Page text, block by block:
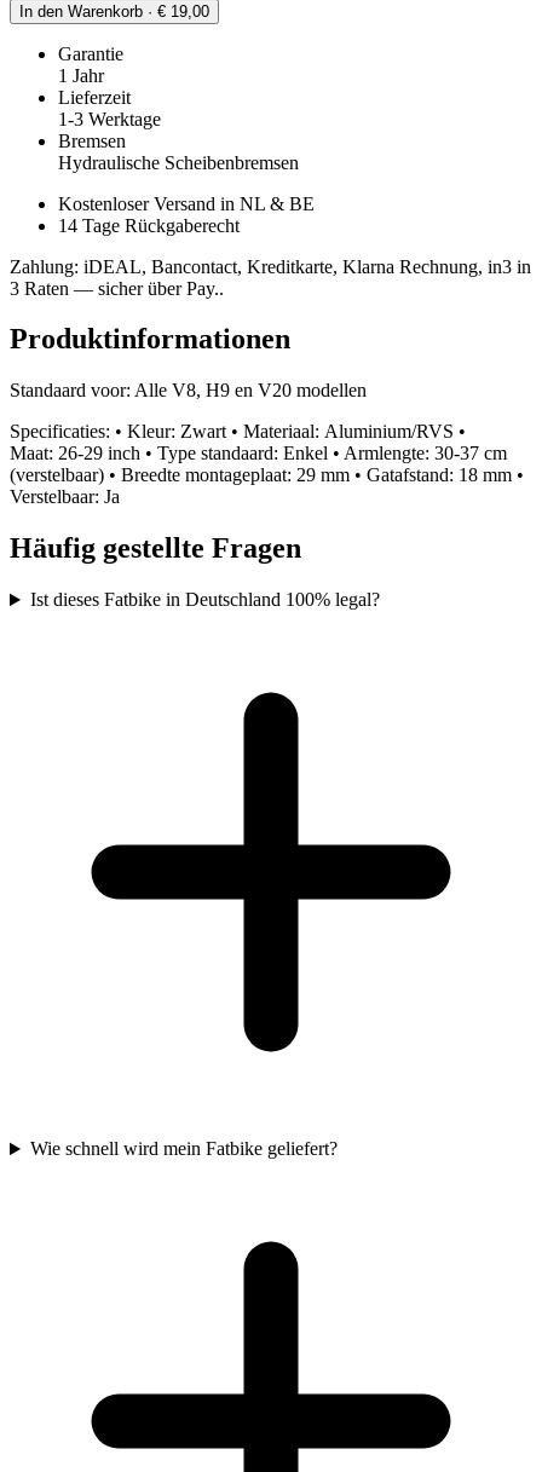
In den Warenkorb · € 19,00
Garantie
1 Jahr
Lieferzeit
1-3 Werktage
Bremsen
Hydraulische Scheibenbremsen
Kostenloser Versand in NL & BE
14 Tage Rückgaberecht
Zahlung: iDEAL, Bancontact, Kreditkarte, Klarna Rechnung, in3 in
3 Raten — sicher über Pay..
Produktinformationen
Standaard voor: Alle V8, H9 en V20 modellen
Specificaties: • Kleur: Zwart • Materiaal: Aluminium/RVS •
Maat: 26-29 inch • Type standaard: Enkel • Armlengte: 30-37 cm
(verstelbaar) • Breedte montageplaat: 29 mm • Gatafstand: 18 mm •
Verstelbaar: Ja
Häufig gestellte Fragen
Ist dieses Fatbike in Deutschland 100% legal?
Wie schnell wird mein Fatbike geliefert?